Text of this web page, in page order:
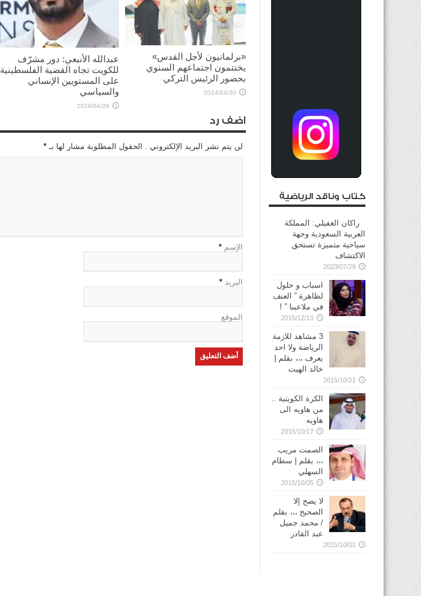
محمد الداهوم: هموم المواطنين
إصلاح الطرق و«الصحة»
2024/05/10
«برلمانيون لأجل القدس»
يختتمون اجتماعهم السنوي
بحضور الرئيس التركي
2024/04/30
عبدالله الأنبعي: دور مشرّف
للكويت تجاه القضية الفلسطينية
على المستويين الإنساني
والسياسي
2024/04/28
اضف رد
لن يتم نشر البريد الإلكتروني . الحقول المطلوبة مشار لها بـ *
الإسم *
البريد *
الموقع
كتاب وناقد الرياضية
راكان الغفيلي: المملكة
العربية السعودية وجهة
سياحية متميزة تستحق
الاكتشاف
2023/07/29
اسباب و حلول
لظاهرة ” العنف
في ملاعبنا ” !
2015/12/13
3 مشاهد للازمة
الرياضة ولا احد
يعرف ،،، بقلم |
خالد الهيت
2015/10/21
الكرة الكويتية ..
من هاويه الى
هاويه
2015/10/17
الصمت مريب
،،، بقلم | سطام
السهلي
2015/10/05
لا يصح إلا
الصحيح ،،، بقلم
/ محمد جميل
عبد القادر
2015/10/01